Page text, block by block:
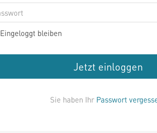
Eingeloggt bleiben
Jetzt einloggen
Sie haben Ihr Passwort